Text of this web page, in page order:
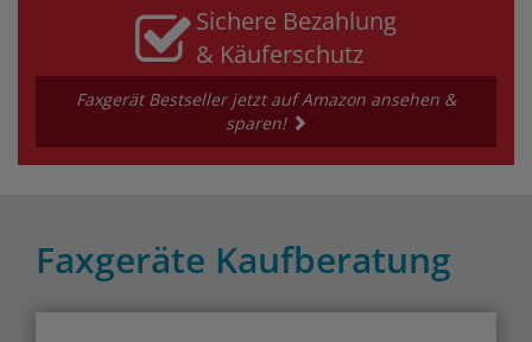
Sichere Bezahlung
& Käuferschutz
Faxgerät Bestseller jetzt auf Amazon ansehen &
sparen!
Faxgeräte Kaufberatung